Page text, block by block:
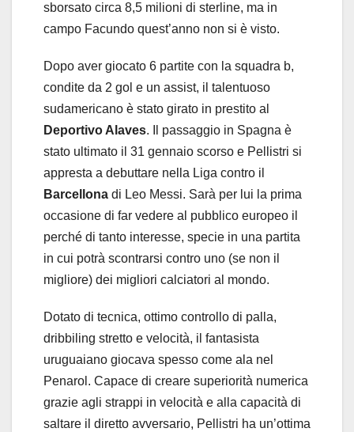
sborsato circa 8,5 milioni di sterline, ma in
campo Facundo quest’anno non si è visto.
Dopo aver giocato 6 partite con la squadra b,
condite da 2 gol e un assist, il talentuoso
sudamericano è stato girato in prestito al
Deportivo Alaves. Il passaggio in Spagna è
stato ultimato il 31 gennaio scorso e Pellistri si
appresta a debuttare nella Liga contro il
Barcellona di Leo Messi. Sarà per lui la prima
occasione di far vedere al pubblico europeo il
perché di tanto interesse, specie in una partita
in cui potrà scontrarsi contro uno (se non il
migliore) dei migliori calciatori al mondo.
Dotato di tecnica, ottimo controllo di palla,
dribbiling stretto e velocità, il fantasista
uruguaiano giocava spesso come ala nel
Penarol. Capace di creare superiorità numerica
grazie agli strappi in velocità e alla capacità di
saltare il diretto avversario, Pellistri ha un’ottima